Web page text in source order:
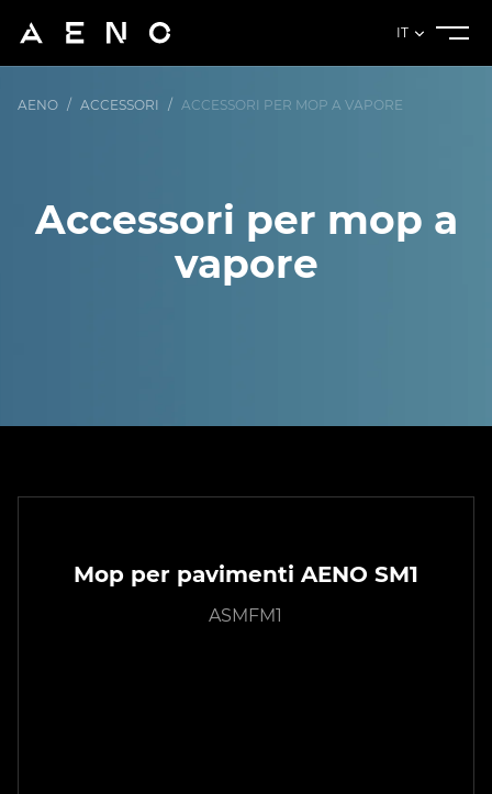
IT
AENO / ACCESSORI / ACCESSORI PER MOP A VAPORE
Accessori per mop a
vapore
Mop per pavimenti AENO SM1
ASMFM1